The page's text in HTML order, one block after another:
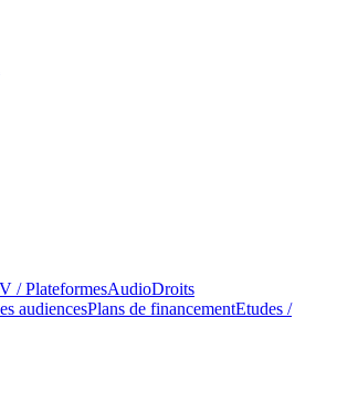
/ PlateformesAudioDroits
audiencesPlans de financementEtudes /